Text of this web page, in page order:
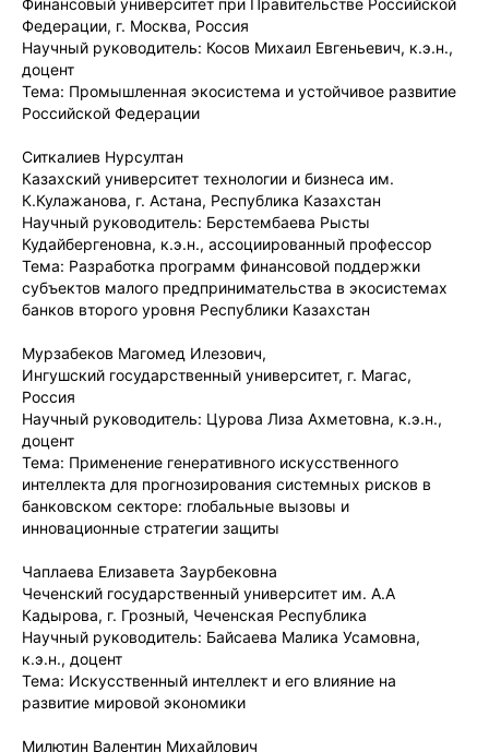
Федерации, г. Москва, Россия
Научный руководитель: Косов Михаил Евгеньевич, к.э.н.,
доцент
Тема: Промышленная экосистема и устойчивое развитие
Российской Федерации
Ситкалиев Нурсултан
Казахский университет технологии и бизнеса им.
К.Кулажанова, г. Астана, Республика Казахстан
Научный руководитель: Берстембаева Рысты
Кудайбергеновна, к.э.н., ассоциированный профессор
Тема: Разработка программ финансовой поддержки
субъектов малого предпринимательства в экосистемах
банков второго уровня Республики Казахстан
Мурзабеков Магомед Илезович,
Ингушский государственный университет, г. Магас,
Россия
Научный руководитель: Цурова Лиза Ахметовна, к.э.н.,
доцент
Тема: Применение генеративного искусственного
интеллекта для прогнозирования системных рисков в
банковском секторе: глобальные вызовы и
инновационные стратегии защиты
Чаплаева Елизавета Заурбековна
Чеченский государственный университет им. А.А
Кадырова, г. Грозный, Чеченская Республика
Научный руководитель: Байсаева Малика Усамовна,
к.э.н., доцент
Тема: Искусственный интеллект и его влияние на
развитие мировой экономики
Милютин Валентин Михайлович